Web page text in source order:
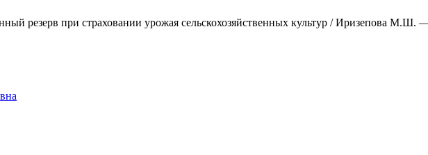
резерв при страховании урожая сельскохозяйственных культур / Иризепова М.Ш.